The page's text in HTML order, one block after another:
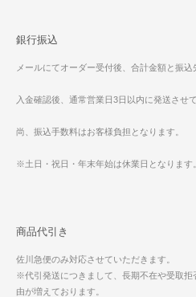
銀行振込
メールにてオーダー受付後、合計金額と振込
入金確認後、通常営業日3日以内に発送させ
尚、振込手数料はお客様負担となります。
※土日・祝日・年末年始は休業日となります。
商品代引き
佐川急便のみ対応させていただきます。
※代引発送につきまして、長期不在や受取
由が増えております。